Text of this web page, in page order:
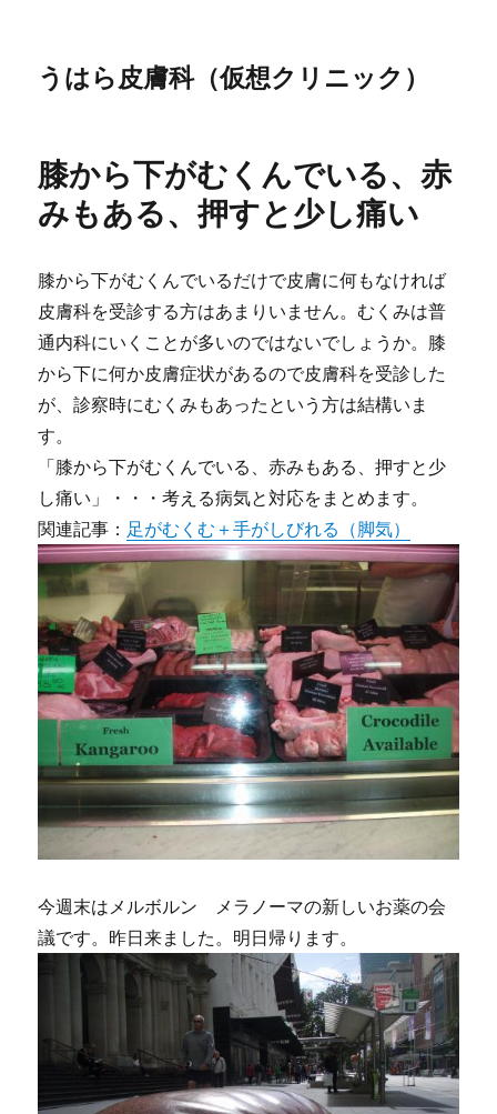
うはら皮膚科（仮想クリニック）
膝から下がむくんでいる、赤
みもある、押すと少し痛い
膝から下がむくんでいるだけで皮膚に何もなければ
皮膚科を受診する方はあまりいません。むくみは普
通内科にいくことが多いのではないでしょうか。膝
から下に何か皮膚症状があるので皮膚科を受診した
が、診察時にむくみもあったという方は結構いま
す。
「膝から下がむくんでいる、赤みもある、押すと少
し痛い」・・・考える病気と対応をまとめます。
関連記事： 足がむくむ＋手がしびれる（脚気）
今週末はメルボルン メラノーマの新しいお薬の会
議です。昨日来ました。明日帰ります。